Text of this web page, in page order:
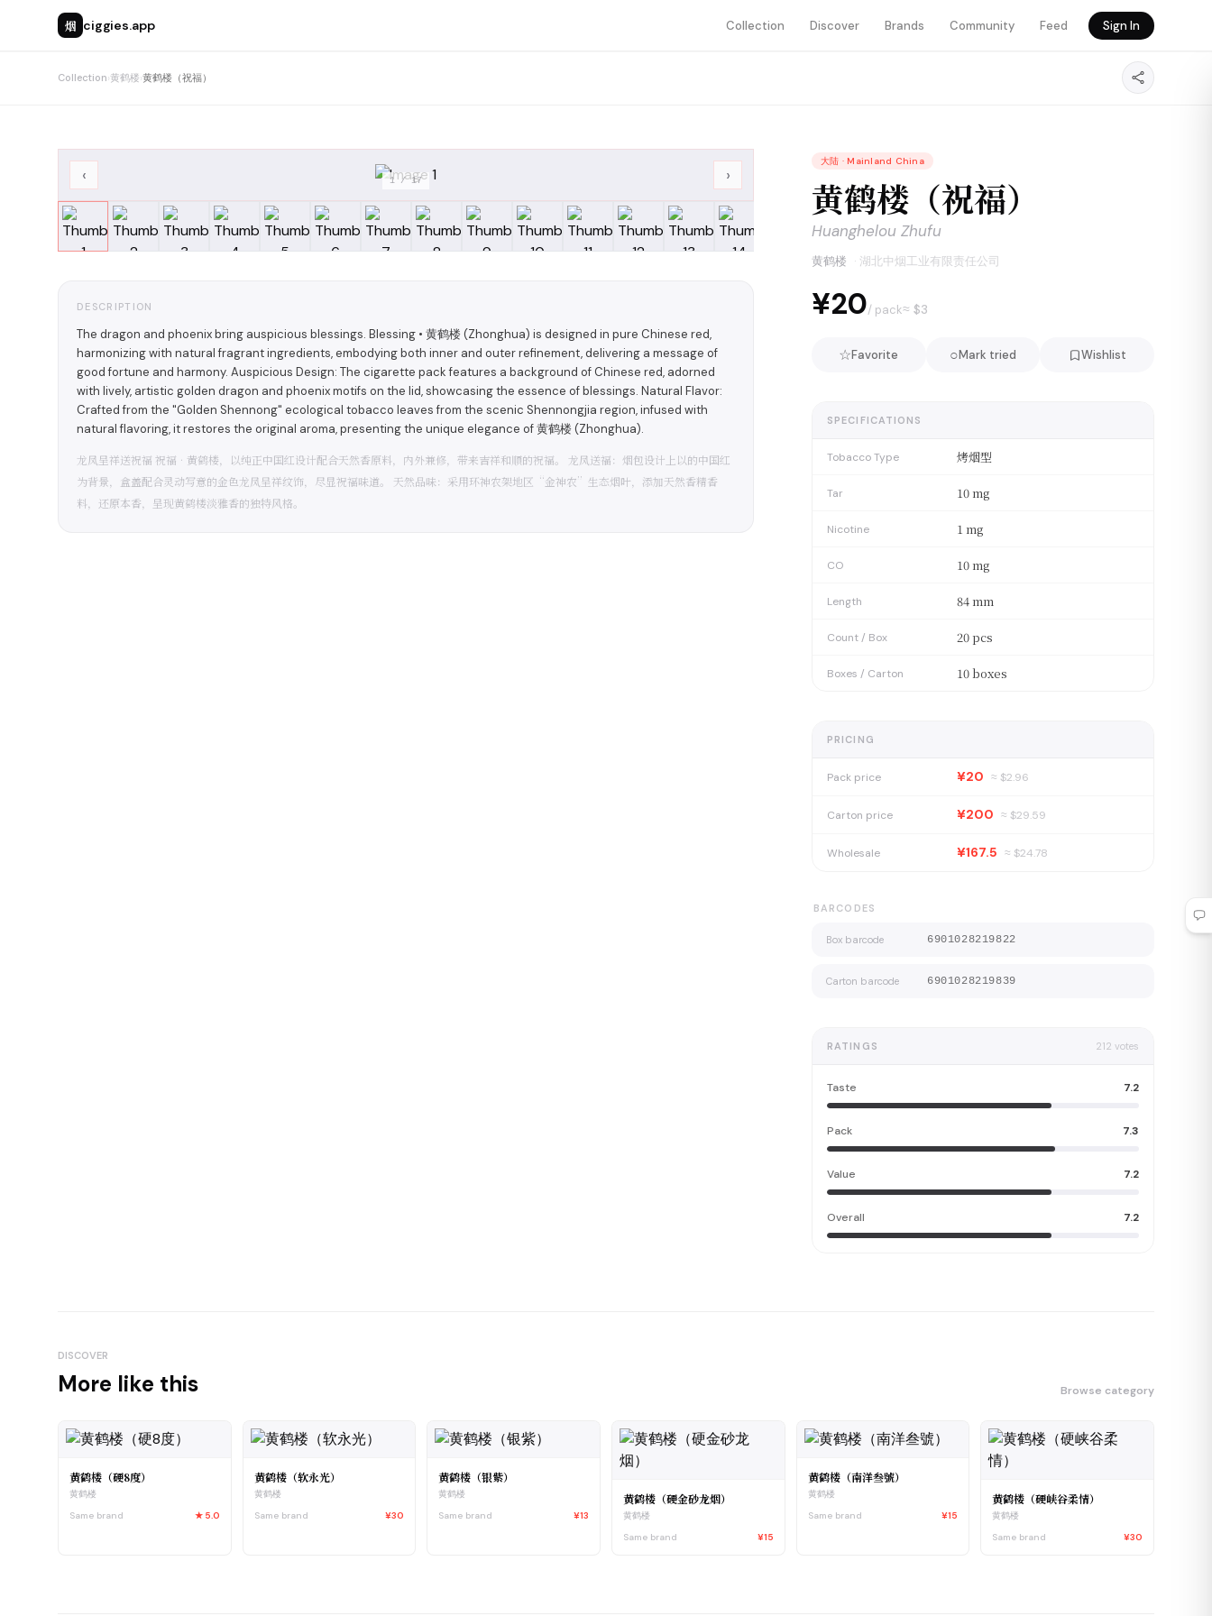
烟 ciggies.app Collection Discover Brands Community Feed Sign In
Collection›黄鹤楼›黄鹤楼（祝福）
‹ ›
1 /17
DESCRIPTION
The dragon and phoenix bring auspicious blessings. Blessing • 黄鹤楼 (Zhonghua) is designed in pure Chinese red,
harmonizing with natural fragrant ingredients, embodying both inner and outer refinement, delivering a message of
good fortune and harmony. Auspicious Design: The cigarette pack features a background of Chinese red, adorned
with lively, artistic golden dragon and phoenix motifs on the lid, showcasing the essence of blessings. Natural Flavor:
Crafted from the "Golden Shennong" ecological tobacco leaves from the scenic Shennongjia region, infused with
natural flavoring, it restores the original aroma, presenting the unique elegance of 黄鹤楼 (Zhonghua).
龙凤呈祥送祝福 祝福•黄鹤楼，以纯正中国红设计配合天然香原料，内外兼修，带来吉祥和顺的祝福。 龙凤送福：烟包设计上以的中国红
为背景，盒盖配合灵动写意的金色龙凤呈祥纹饰，尽显祝福味道。 天然品味：采用环神农架地区“金神农”生态烟叶，添加天然香精香
料，还原本香，呈现黄鹤楼淡雅香的独特风格。
大陆 · Mainland China
黄鹤楼（祝福）
Huanghelou Zhufu
黄鹤楼 · 湖北中烟工业有限责任公司
¥20/ pack≈ $3
☆Favorite ○Mark tried Wishlist
SPECIFICATIONS
Tobacco Type 烤烟型
Tar 10 mg
Nicotine 1 mg
CO 10 mg
Length 84 mm
Count / Box 20 pcs
Boxes / Carton 10 boxes
PRICING
Pack price ¥20 ≈ $2.96
Carton price ¥200 ≈ $29.59
Wholesale ¥167.5 ≈ $24.78
BARCODES
Box barcode 6901028219822
Carton barcode 6901028219839
RATINGS 212 votes
Taste 7.2
Pack 7.3
Value 7.2
Overall 7.2
DISCOVER
More like this Browse category
黄鹤楼（硬8度）
黄鹤楼
Same brand
★ 5.0
黄鹤楼（软永光）
黄鹤楼
Same brand
¥30
黄鹤楼（银紫）
黄鹤楼
Same brand
¥13
黄鹤楼（硬金砂龙烟）
黄鹤楼
Same brand
¥15
黄鹤楼（南洋叁號）
黄鹤楼
Same brand
¥15
黄鹤楼（硬峡谷柔情）
黄鹤楼
Same brand
¥30